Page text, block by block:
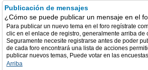
Publicación de mensajes
¿Cómo se puede publicar un mensaje en el
Para publicar un nuevo tema en el foro regístrate
clic en el enlace de registro, generalmente arriba de
Seguramente necesite registrarse antes de poder
de cada foro encontrará una lista de acciones
publicar nuevos temas, Puede votar en las
Arriba